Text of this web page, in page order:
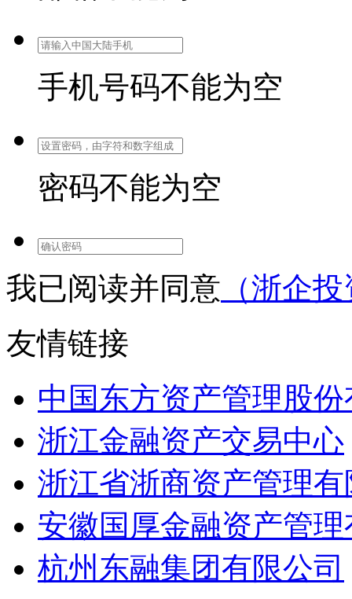
手机号码不能为空
密码不能为空
我已阅读并同意 （浙企
友情链接
中国东方资产管理股
浙江金融资产交易中心
浙江省浙商资产管理
安徽国厚金融资产管
杭州东融集团有限公司